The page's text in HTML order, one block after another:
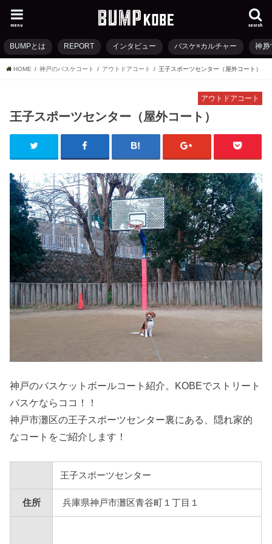
search
menu
BUMPとは REPORT インタビュー バスケ×カルチャー 神戸
HOME 神戸のバスケコート アウトドアコート 王子スポーツセンター（屋外コート）
アウトドアコート
王子スポーツセンター（屋外コート）
神戸のバスケットボールコート紹介。KOBEでストリート
バスケならココ！！
神戸市灘区の王子スポーツセンター裏にある、隠れ家的
なコートをご紹介します！
王子スポーツセンター
住所 兵庫県神戸市灘区青谷町１丁目１